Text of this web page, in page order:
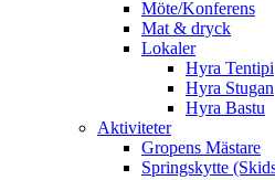
Möte/Konferens
Mat & dryck
Lokaler
Hyra Tentipi
Hyra Stugan
Hyra Bastu
Aktiviteter
Gropens Mästare
Springskytte